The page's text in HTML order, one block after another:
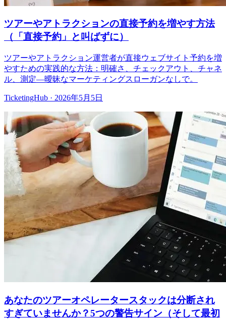
ツアーやアトラクションの直接予約を増やす方法
（「直接予約」と叫ばずに）
ツアーやアトラクション運営者が直接ウェブサイト予約を増
やすための実践的な方法：明確さ、チェックアウト、チャネ
ル、測定—曖昧なマーケティングスローガンなしで。
TicketingHub · 2026年5月5日
あなたのツアーオペレータースタックは分断され
すぎていませんか？5つの警告サイン（そして最初